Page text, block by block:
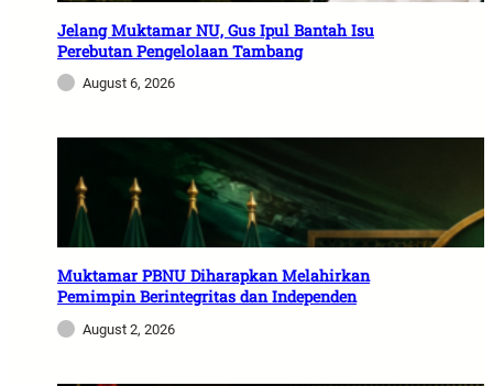
Jelang Muktamar NU, Gus Ipul Bantah Isu
Perebutan Pengelolaan Tambang
August 6, 2026
Muktamar PBNU Diharapkan Melahirkan
Pemimpin Berintegritas dan Independen
August 2, 2026